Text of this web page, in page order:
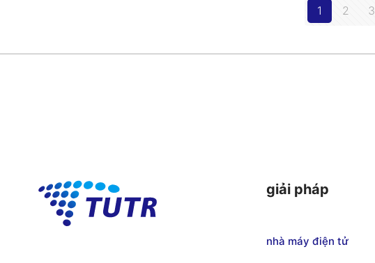
1 2 3
giải pháp
nhà máy điện tử